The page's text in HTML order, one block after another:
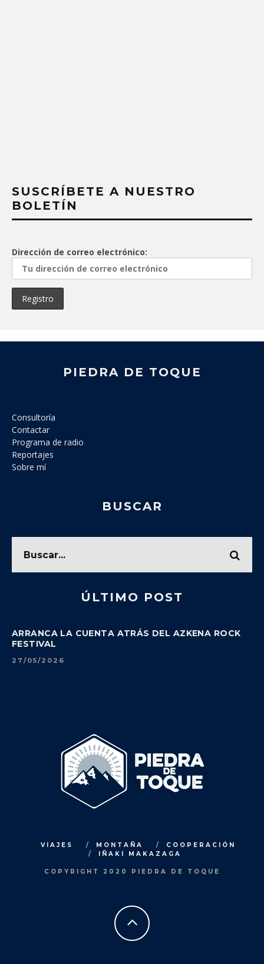
SUSCRÍBETE A NUESTRO
BOLETÍN
Dirección de correo electrónico:
PIEDRA DE TOQUE
Consultoría
Contactar
Programa de radio
Reportajes
Sobre mí
BUSCAR
ÚLTIMO POST
ARRANCA LA CUENTA ATRÁS DEL AZKENA ROCK
FESTIVAL
27/05/2026
VIAJES MONTAÑA
COOPERACIÓN
IÑAKI MAKAZAGA
COPYRIGHT 2020 PIEDRA DE TOQUE